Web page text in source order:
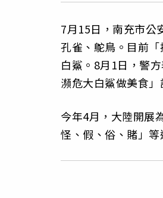
7月15日，南充市公
孔雀、鴕鳥。目前
白鯊。8月1日，警
瀕危大白鯊做美食
今年4月，大陸開展
怪、假、俗、賭」